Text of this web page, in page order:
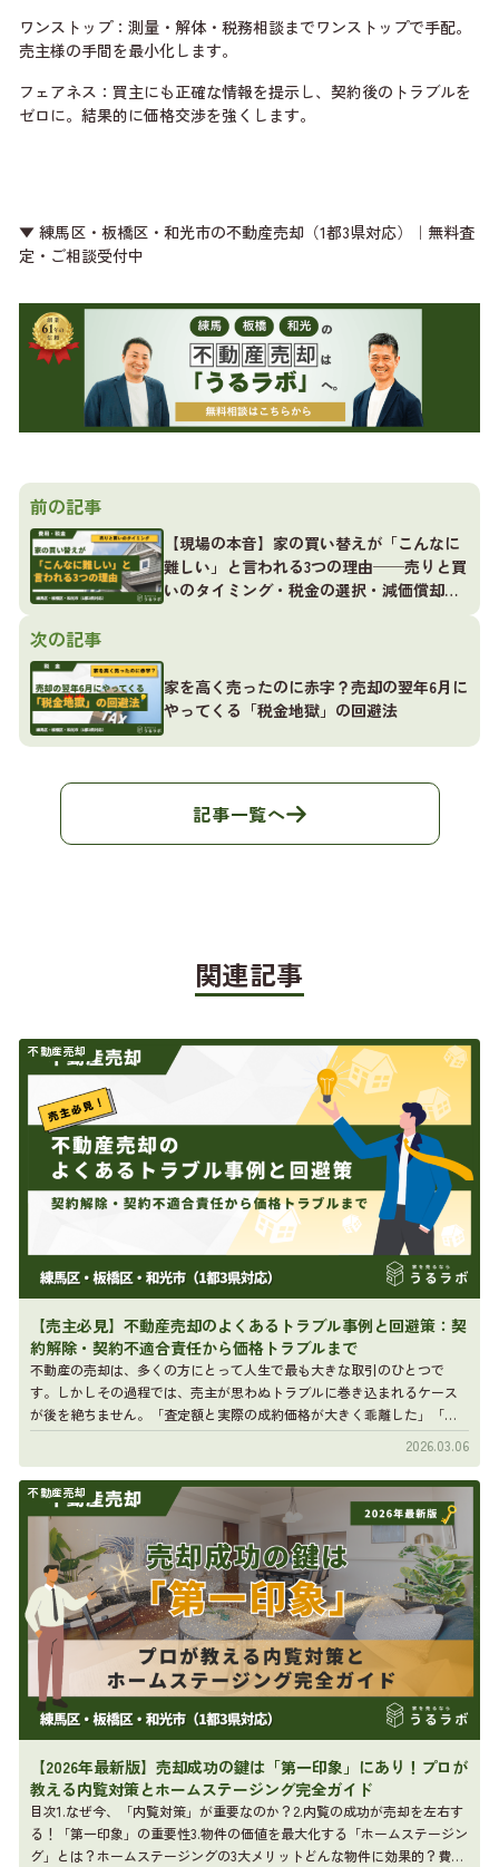
ワンストップ：測量・解体・税務相談までワンストップで手配。
売主様の手間を最小化します。
フェアネス：買主にも正確な情報を提示し、契約後のトラブルを
ゼロに。結果的に価格交渉を強くします。
▼ 練馬区・板橋区・和光市の不動産売却（1都3県対応）｜無料査
定・ご相談受付中
前の記事
【現場の本音】家の買い替えが「こんなに
難しい」と言われる3つの理由──売りと買
いのタイミング・税金の選択・減価償却の
次の記事
家を高く売ったのに赤字？売却の翌年6月に
やってくる「税金地獄」の回避法
記事一覧へ
関連記事
不動産売却
【売主必見】不動産売却のよくあるトラブル事例と回避策：契
約解除・契約不適合責任から価格トラブルまで
不動産の売却は、多くの方にとって人生で最も大きな取引のひとつで
す。しかしその過程では、売主が思わぬトラブルに巻き込まれるケース
が後を絶ちません。「査定額と実際の成約価格が大きく乖離した」「売
買契約後に買主から契約解除を求 […]
2026.03.06
不動産売却
【2026年最新版】売却成功の鍵は「第一印象」にあり！プロが
教える内覧対策とホームステージング完全ガイド
目次1.なぜ今、「内覧対策」が重要なのか？2.内覧の成功が売却を左右す
る！「第一印象」の重要性3.物件の価値を最大化する「ホームステージン
グ」とは？ホームステージングの3大メリットどんな物件に効果的？費用